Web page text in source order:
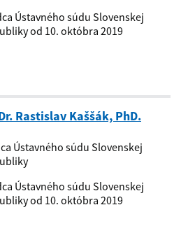
Ústavného súdu Slovenskej
od 10. októbra 2019
Rastislav Kaššák, PhD.
Ústavného súdu Slovenskej
Ústavného súdu Slovenskej
od 10. októbra 2019